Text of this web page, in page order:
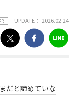
UPDATE： 2026.02.24
だと諦めていな